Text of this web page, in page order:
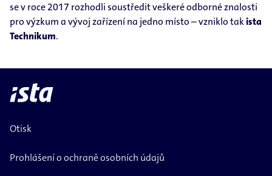
se v roce 2017 rozhodli soustředit veškeré odborné znalosti
pro výzkum a vývoj zařízení na jedno místo – vzniklo takista
Technikum.
Otisk
Prohlášení o ochraně osobních údajů